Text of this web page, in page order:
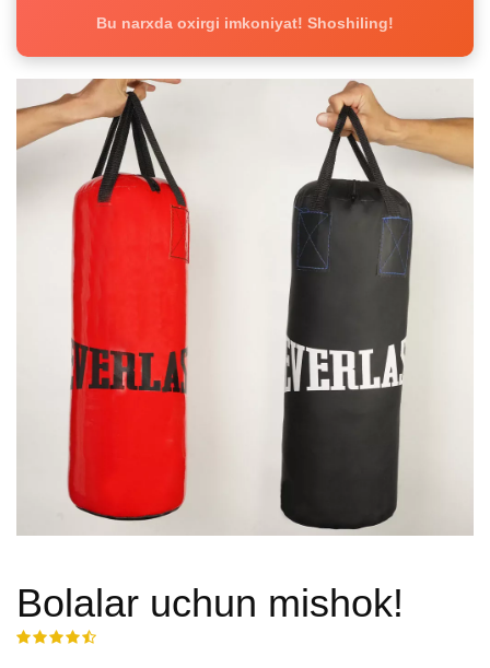
Bu narxda oxirgi imkoniyat! Shoshiling!
Bolalar uchun mishok!